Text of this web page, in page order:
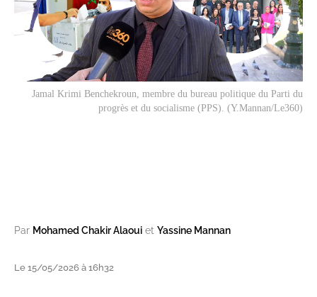
Jamal Krimi Benchekroun, membre du bureau politique du Parti du
progrès et du socialisme (PPS). (Y.Mannan/Le360)
Par Mohamed Chakir Alaoui et Yassine Mannan
Le 15/05/2026 à 16h32